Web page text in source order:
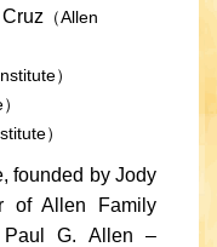
（Allen
）
）
founded by Jody
of Allen Family
Paul G. Allen –